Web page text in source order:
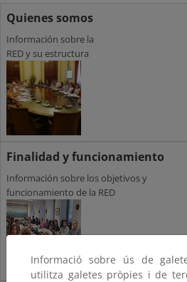
Quienes somos
Información sobre la
RED y su estructura
Finalidad y funcionamiento
Información sobre los objetivos y
funcionamiento de la RED
Informació sobre ús de
utilitza galetes pròpies i de